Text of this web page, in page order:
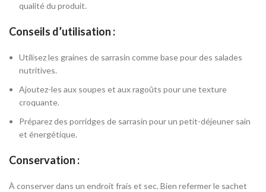
qualité du produit.
Conseils d’utilisation :
Utilisez les graines de sarrasin comme base pour des salades
nutritives.
Ajoutez-les aux soupes et aux ragoûts pour une texture
croquante.
Préparez des porridges de sarrasin pour un petit-déjeuner sain
et énergétique.
Conservation :
À conserver dans un endroit frais et sec. Bien refermer le sachet